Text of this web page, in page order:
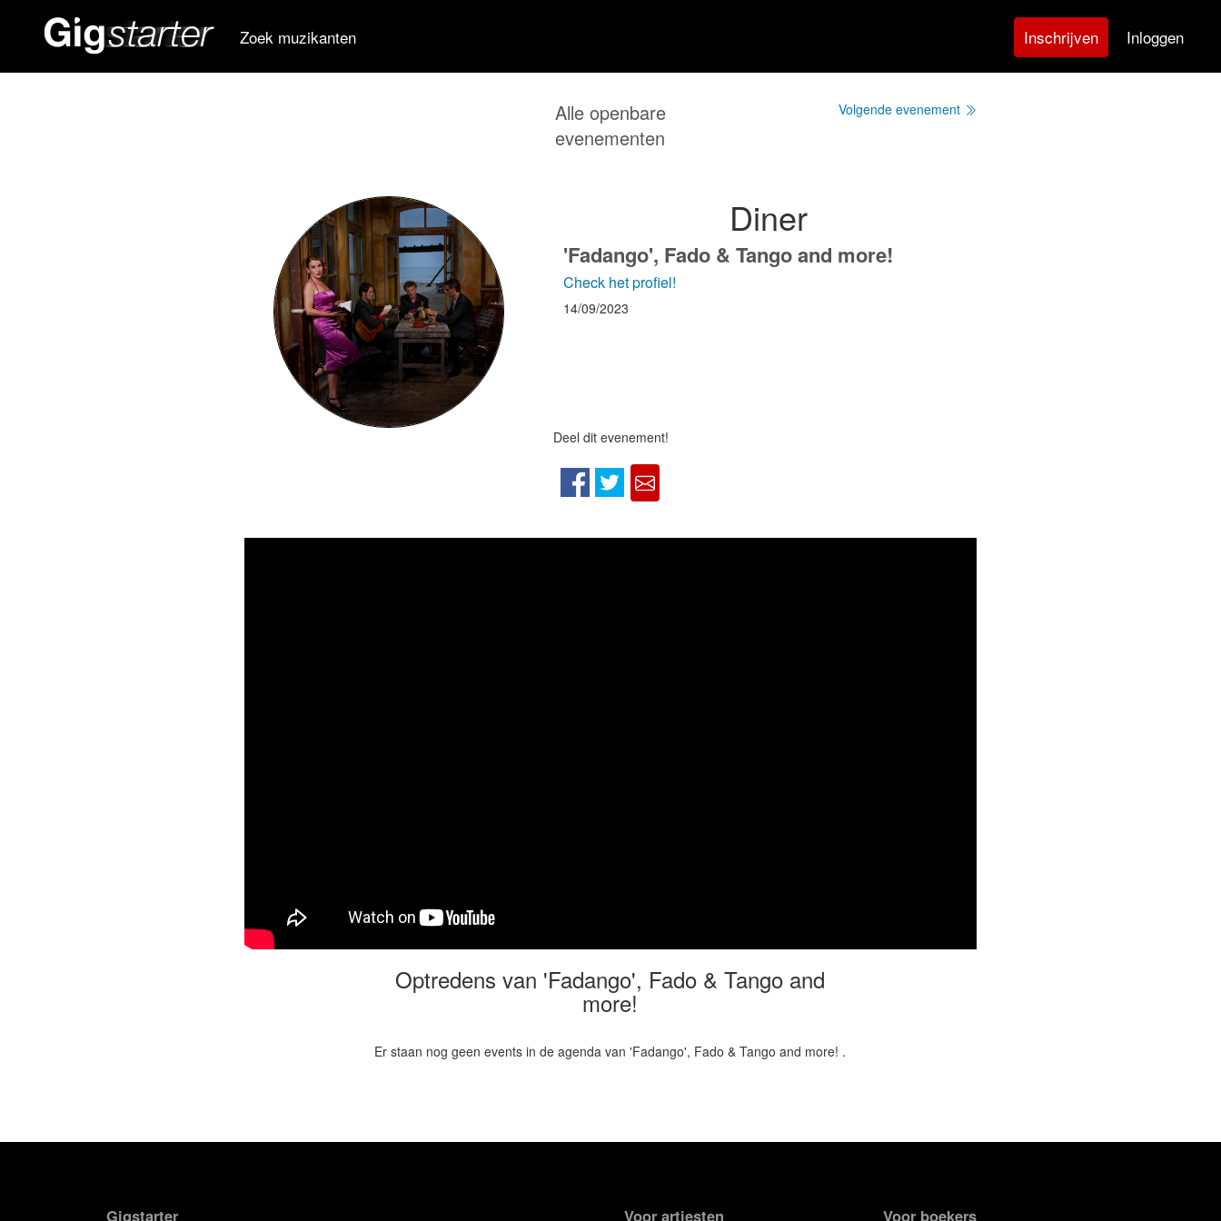
Zoek muzikanten Inschrijven Inloggen
Alle openbare
evenementen
Volgende evenement
Diner
'Fadango', Fado & Tango and more!
Check het profiel!
14/09/2023
Deel dit evenement!
Optredens van 'Fadango', Fado & Tango and
more!
Er staan nog geen events in de agenda van 'Fadango', Fado & Tango and more! .
Voor artiesten Voor boekers
Gigstarter